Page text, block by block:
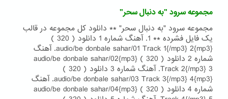
"دیار"
مجموعه سرود "به دنبال سحر"
مجموعه سرود "به دنبال سحر" ** دانلود کل مجموعه در قالب
یک فایل فشرده ** 1. آهنگ شماره 1 دانلود ( 320 )
{mp3}audio/be donbale sahar/01 Track 1{/mp3} 2. آهنگ
شماره 2 دانلود ( 320 ) {mp3}audio/be donbale sahar/02
Track 2{/mp3} 3. آهنگ شماره 3 دانلود ( 320 )
{mp3}audio/be donbale sahar/03 Track 3{/mp3} 4. آهنگ
شماره 4 دانلود ( 320 ) {mp3}audio/be donbale sahar/04